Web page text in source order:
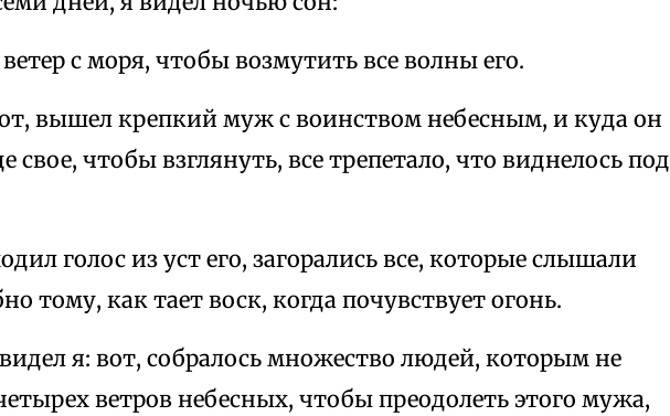
с моря, чтобы возмутить все волны его.
вышел крепкий муж с воинством небесным, и куда он
свое, чтобы взглянуть, все трепетало, что виднелось под
голос из уст его, загорались все, которые слышали
тому, как тает воск, когда почувствует огонь.
я: вот, собралось множество людей, которым не
ветров небесных, чтобы преодолеть этого мужа,